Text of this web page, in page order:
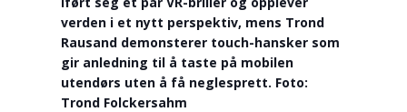
verden i et nytt perspektiv, mens Trond
Rausand demonsterer touch-hansker som
gir anledning til å taste på mobilen
utendørs uten å få neglesprett. Foto:
Trond Folckersahm